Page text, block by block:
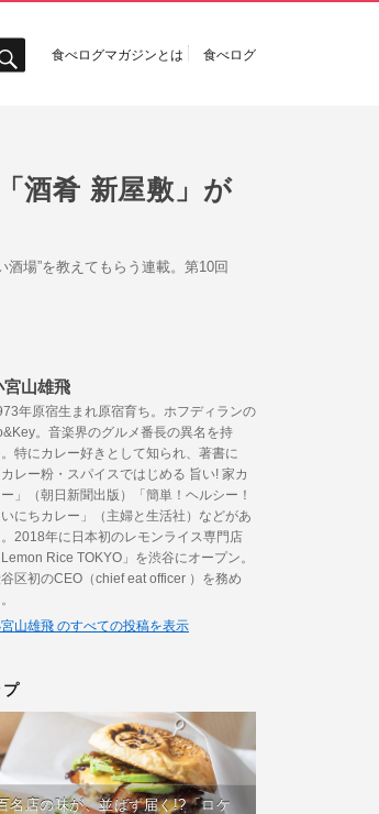
食べログマガジンとは 食べログ
酒肴 新屋敷」が
場”を教えてもらう連載。第10回
宮山雄飛
年原宿生まれ原宿育ち。ホフディランの
。音楽界のグルメ番長の異名を持
特にカレー好きとして知られ、著書に
カレー粉・スパイスではじめる 旨い! 家カ
ー」（朝日新聞出版）「簡単！ヘルシー！
いにちカレー」（主婦と生活社）などがあ
2018年に日本初のレモンライス専門店
Lemon Rice TOKYO」を渋谷にオープン。
区初のCEO（chief eat officer ）を務め
山雄飛 のすべての投稿を表示
プ
名店の味が、並ばず届く!?「ロケ